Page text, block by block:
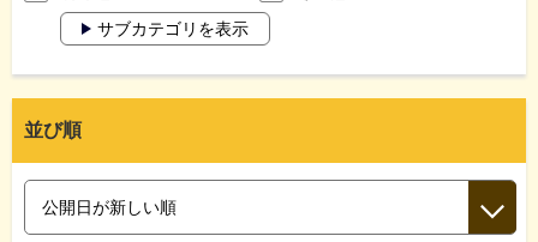
サブカテゴリを表示
並び順